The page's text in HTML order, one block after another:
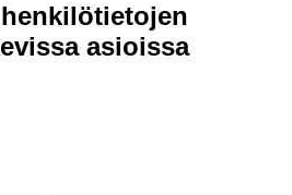
asioissa